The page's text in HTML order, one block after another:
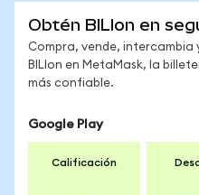
Obtén BILIon en
Compra, vende, intercambia
BILIon en MetaMask, la
más confiable.
Google Play
Calificación